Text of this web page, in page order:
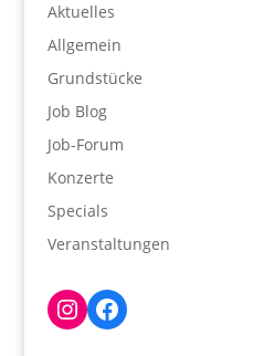
Aktuelles
Allgemein
Grundstücke
Job Blog
Job-Forum
Konzerte
Specials
Veranstaltungen
Instagram
Facebook